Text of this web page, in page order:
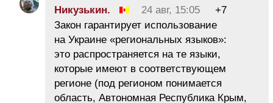
Никузькин. 24 авг, 15:05
+7
Закон гарантирует использование
на Украине «региональных языков»:
это распространяется на те языки,
которые имеют в соответствующем
регионе (под регионом понимается
область, Автономная Республика Крым,